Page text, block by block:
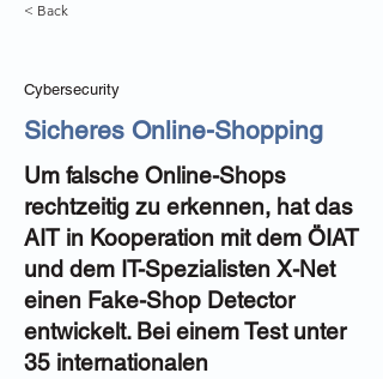
< Back
Cybersecurity
Sicheres Online-Shopping
Um falsche Online-Shops
rechtzeitig zu erkennen, hat das
AIT in Kooperation mit dem ÖIAT
und dem IT-Spezialisten X-Net
einen Fake-Shop Detector
entwickelt. Bei einem Test unter
35 internationalen